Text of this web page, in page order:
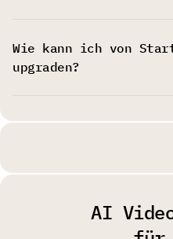
Wie kann ich von
upgraden?
AI